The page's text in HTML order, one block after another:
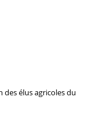
des élus agricoles du